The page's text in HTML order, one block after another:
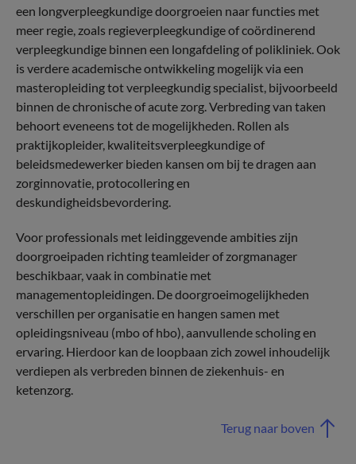
een longverpleegkundige doorgroeien naar functies met
meer regie, zoals regieverpleegkundige of coördinerend
verpleegkundige binnen een longafdeling of polikliniek. Ook
is verdere academische ontwikkeling mogelijk via een
masteropleiding tot verpleegkundig specialist, bijvoorbeeld
binnen de chronische of acute zorg. Verbreding van taken
behoort eveneens tot de mogelijkheden. Rollen als
praktijkopleider, kwaliteitsverpleegkundige of
beleidsmedewerker bieden kansen om bij te dragen aan
zorginnovatie, protocollering en
deskundigheidsbevordering.
Voor professionals met leidinggevende ambities zijn
doorgroeipaden richting teamleider of zorgmanager
beschikbaar, vaak in combinatie met
managementopleidingen. De doorgroeimogelijkheden
verschillen per organisatie en hangen samen met
opleidingsniveau (mbo of hbo), aanvullende scholing en
ervaring. Hierdoor kan de loopbaan zich zowel inhoudelijk
verdiepen als verbreden binnen de ziekenhuis- en
ketenzorg.
Terug naar boven